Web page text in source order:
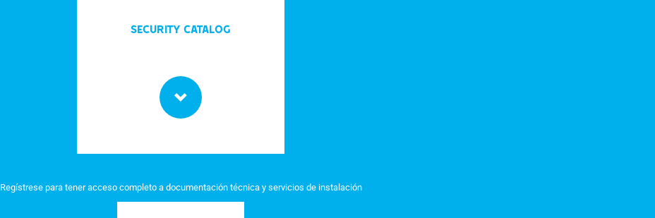
Security Catalog
Regístrese para tener acceso completo a documentación técnica y servicios de instalación